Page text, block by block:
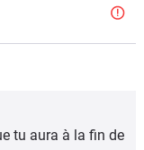
tu aura à la fin de